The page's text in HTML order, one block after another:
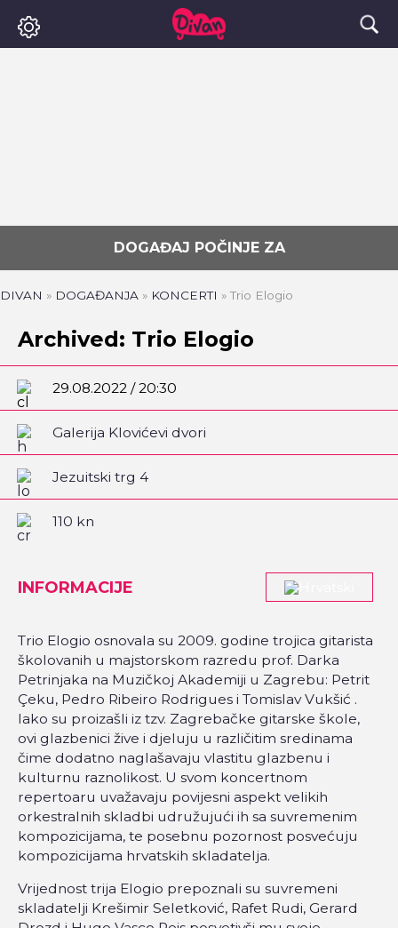
DOGAĐAJ POČINJE ZA
DIVAN » DOGAĐANJA » KONCERTI »Trio Elogio
Archived: Trio Elogio
29.08.2022 / 20:30
Galerija Klovićevi dvori
Jezuitski trg 4
110 kn
INFORMACIJE
Trio Elogio osnovala su 2009. godine trojica gitarista
školovanih u majstorskom razredu prof. Darka
Petrinjaka na Muzičkoj Akademiji u Zagrebu: Petrit
Çeku, Pedro Ribeiro Rodrigues i Tomislav Vukšić .
Iako su proizašli iz tzv. Zagrebačke gitarske škole,
ovi glazbenici žive i djeluju u različitim sredinama
čime dodatno naglašavaju vlastitu glazbenu i
kulturnu raznolikost. U svom koncertnom
repertoaru uvažavaju povijesni aspekt velikih
orkestralnih skladbi udružujući ih sa suvremenim
kompozicijama, te posebnu pozornost posvećuju
kompozicijama hrvatskih skladatelja.
Vrijednost trija Elogio prepoznali su suvremeni
skladatelji Krešimir Seletković, Rafet Rudi, Gerard